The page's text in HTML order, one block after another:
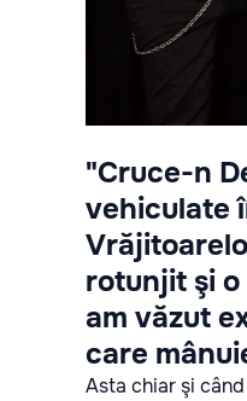
"Cruce-n
vehiculate
rotunjit şi
am văzut
care
Asta chiar şi